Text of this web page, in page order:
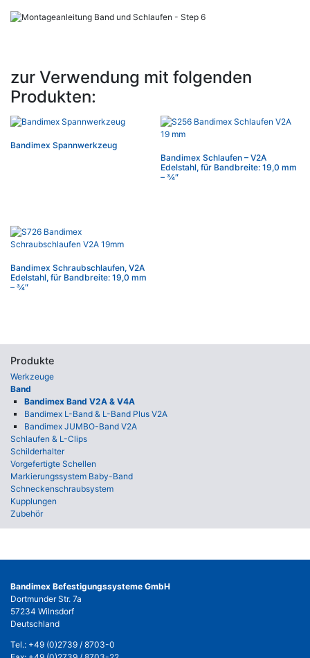
zur Verwendung mit folgenden
Produkten:
Bandimex Spannwerkzeug
Bandimex Schlaufen – V2A
Edelstahl, für Bandbreite: 19,0 mm
– 3⁄4″
Bandimex Schraubschlaufen, V2A
Edelstahl, für Bandbreite: 19,0 mm
– 3⁄4″
Produkte
Werkzeuge
Band
Bandimex Band V2A & V4A
Bandimex L-Band & L-Band Plus V2A
Bandimex JUMBO-Band V2A
Schlaufen & L-Clips
Schilderhalter
Vorgefertigte Schellen
Markierungssystem Baby-Band
Schneckenschraubsystem
Kupplungen
Zubehör
Bandimex Befestigungssysteme GmbH
Dortmunder Str. 7a
57234 Wilnsdorf
Deutschland
Tel.: +49 (0)2739 / 8703-0